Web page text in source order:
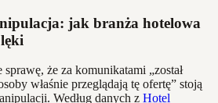
jak branża hotelowa
że za komunikatami „został
właśnie przeglądają tę ofertę” stoją
Według danych z Hotel